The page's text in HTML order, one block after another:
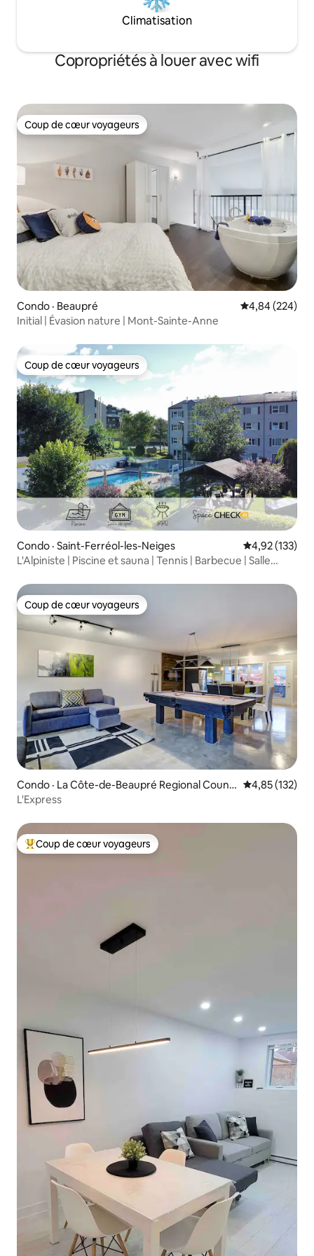
Climatisation
Copropriétés à louer avec wifi
Coup de cœur voyageurs
Coup de cœur voyageurs
Condo · Beaupré Note
4,84 (224)
Initial | Évasion nature | Mont-Sainte-Anne
Coup de cœur voyageurs
Coup de cœur voyageurs
Condo · Saint-Ferréol-les-Neiges Note
4,92 (133)
L'Alpiniste | Piscine et sauna | Tennis | Barbecue | Salle
Coup de cœur voyageurs
Coup de cœur voyageurs
Condo · La Côte-de-Beaupré Regional Count
y Municipality
Note
4,85 (132)
L'Express
Coup de cœur voyageurs parmi les plus aimés
Coup de cœur voyageurs